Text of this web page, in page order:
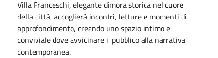
Villa Franceschi, elegante dimora storica nel cuore
della città, accoglierà incontri, letture e momenti di
approfondimento, creando uno spazio intimo e
conviviale dove avvicinare il pubblico alla narrativa
contemporanea.